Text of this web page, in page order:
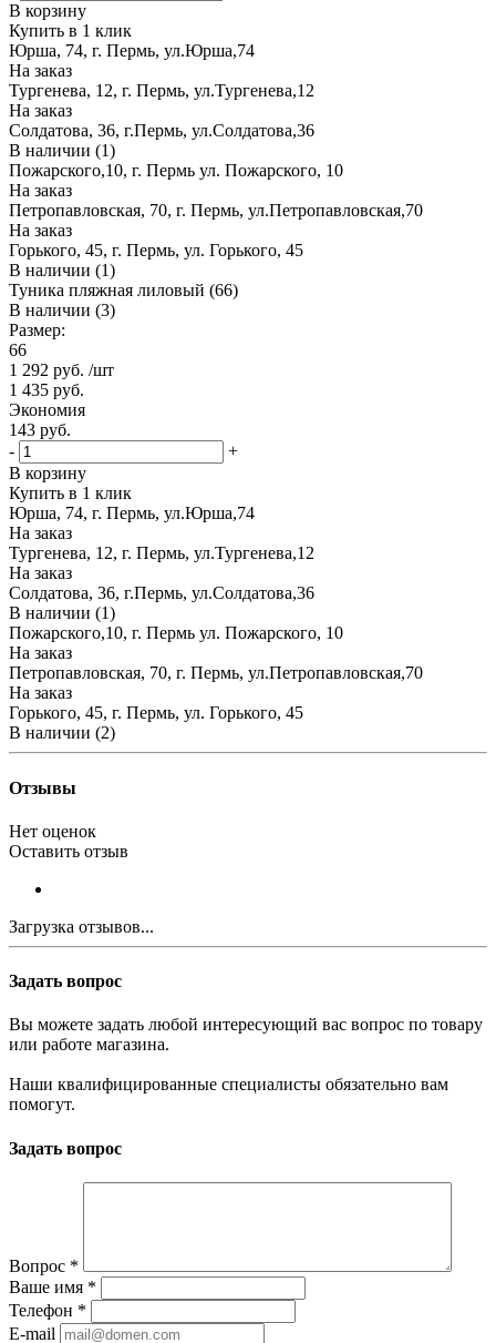
В корзину
Купить в 1 клик
Юрша, 74, г. Пермь, ул.Юрша,74
На заказ
Тургенева, 12, г. Пермь, ул.Тургенева,12
На заказ
Солдатова, 36, г.Пермь, ул.Солдатова,36
В наличии (1)
Пожарского,10, г. Пермь ул. Пожарского, 10
На заказ
Петропавловская, 70, г. Пермь, ул.Петропавловская,70
На заказ
Горького, 45, г. Пермь, ул. Горького, 45
В наличии (1)
Туника пляжная лиловый (66)
В наличии (3)
Размер:
66
1 292 руб. /шт
1 435 руб.
Экономия
143 руб.
-
+
В корзину
Купить в 1 клик
Юрша, 74, г. Пермь, ул.Юрша,74
На заказ
Тургенева, 12, г. Пермь, ул.Тургенева,12
На заказ
Солдатова, 36, г.Пермь, ул.Солдатова,36
В наличии (1)
Пожарского,10, г. Пермь ул. Пожарского, 10
На заказ
Петропавловская, 70, г. Пермь, ул.Петропавловская,70
На заказ
Горького, 45, г. Пермь, ул. Горького, 45
В наличии (2)
Отзывы
Нет оценок
Оставить отзыв
Загрузка отзывов...
Задать вопрос
Вы можете задать любой интересующий вас вопрос по товару
или работе магазина.
Наши квалифицированные специалисты обязательно вам
помогут.
Задать вопрос
Вопрос *
Ваше имя *
Телефон *
E-mail